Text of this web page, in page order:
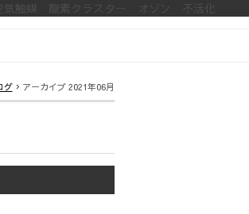
媒 酸素クラスター オゾン 不活化
グ アーカイブ 2021年06月